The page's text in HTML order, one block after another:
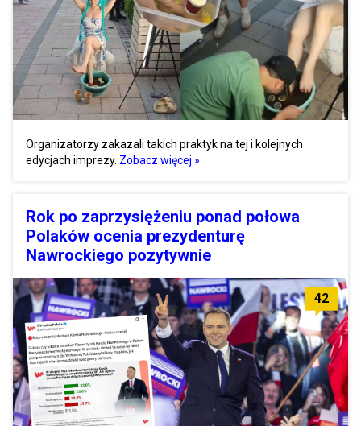
Organizatorzy zakazali takich praktyk na tej i kolejnych
edycjach imprezy. Zobacz więcej »
Rok po zaprzysiężeniu ponad połowa
Polaków ocenia prezydenturę
Nawrockiego pozytywnie
42